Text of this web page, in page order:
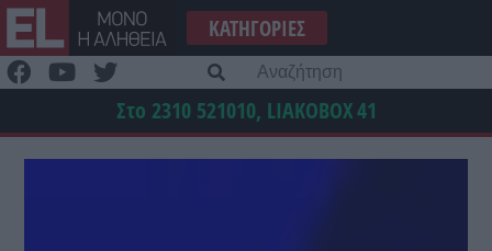
Μετάβαση
στο
περιεχόμενο
ΚΑΤΗΓΟΡΊΕΣ
Στο 2310 521010, LIAKOBOX41